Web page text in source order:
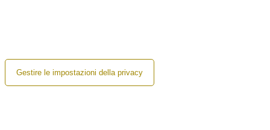
Gestire le impostazioni della privacy